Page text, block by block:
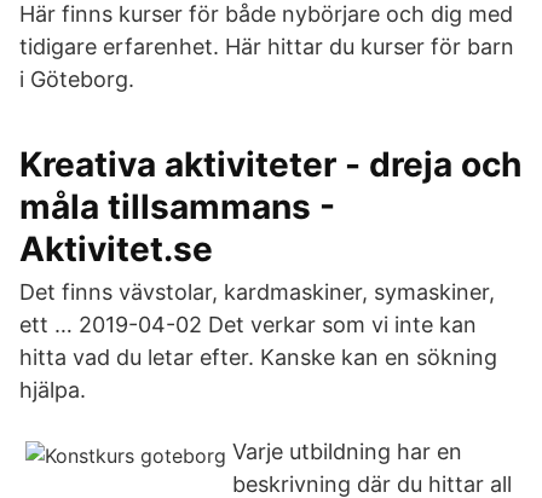
Här finns kurser för både nybörjare och dig med
tidigare erfarenhet. Här hittar du kurser för barn
i Göteborg.
Kreativa aktiviteter - dreja och
måla tillsammans -
Aktivitet.se
Det finns vävstolar, kardmaskiner, symaskiner,
ett … 2019-04-02 Det verkar som vi inte kan
hitta vad du letar efter. Kanske kan en sökning
hjälpa.
Varje utbildning har en
beskrivning där du hittar all